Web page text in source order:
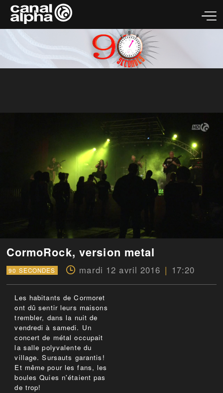
CormoRock, version metal
90 SECONDES mardi 12 avril 2016 17:20
Les habitants de Cormoret
ont dû sentir leurs maisons
trembler, dans la nuit de
vendredi à samedi. Un
concert de métal occupait
la salle polyvalente du
village. Sursauts garantis!
Et même pour les fans, les
boules Quies n'étaient pas
de trop!